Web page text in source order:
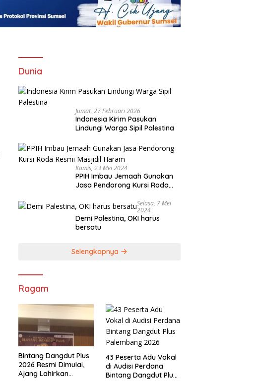
Dunia
Jumat, 27 Februari 2026
Indonesia Kirim Pasukan
Lindungi Warga Sipil Palestina
Kamis, 23 Mei 2024
PPIH Imbau Jemaah Gunakan
Jasa Pendorong Kursi Roda
Selasa, 7 Mei
2024
Demi Palestina, OKI harus
bersatu
Selengkapnya
Ragam
Bintang Dangdut Plus
2026 Resmi Dimulai,
Ajang Lahirkan
43 Peserta Adu Vokal
di Audisi Perdana
Bintang Dangdut Plus